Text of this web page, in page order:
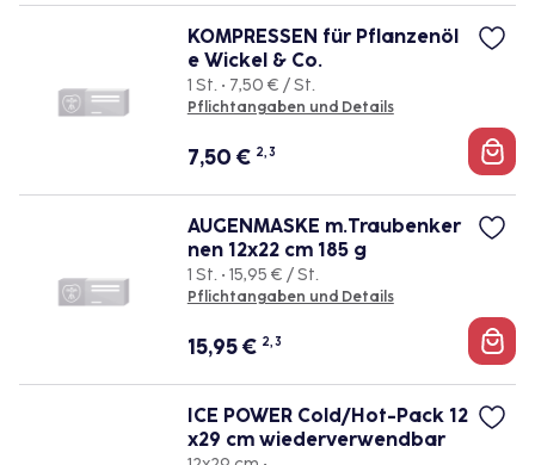
KOMPRESSEN für Pflanzenöl
e Wickel & Co.
1 St. • 7,50 € / St.
Pflichtangaben und Details
7,50 € 2, 3
AUGENMASKE m.Traubenker
nen 12x22 cm 185 g
1 St. • 15,95 € / St.
Pflichtangaben und Details
15,95€ 2, 3
ICE POWER Cold/Hot-Pack 12
x29 cm wiederverwendbar